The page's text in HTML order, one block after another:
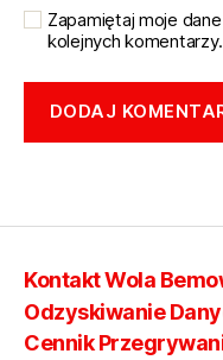
Zapamiętaj moje
kolejnych komentarzy.
Kontakt Wola
Odzyskiwanie
Cennik